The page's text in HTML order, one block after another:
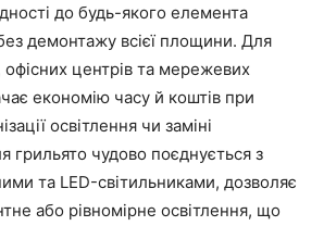
до будь-якого елемента
демонтажу всієї площини. Для
офісних центрів та мережевих
економію часу й коштів при
освітлення чи заміні
грильято чудово поєднується з
та LED-світильниками, дозволяє
або рівномірне освітлення, що